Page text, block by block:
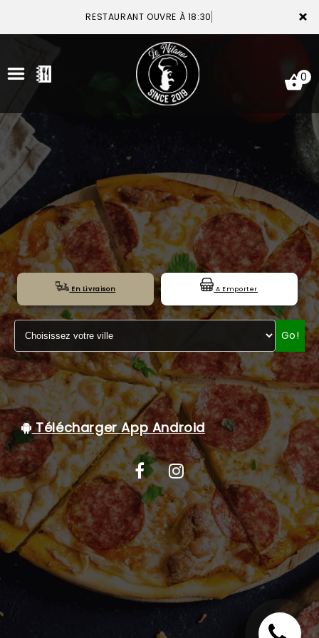
×
RESTAURANT OUVRE À 18:30
ACCUEIL
LA CARTE
VOTRE COMPTE
NOTRE RESTAURANT
VOS AVIS
MENTIONS LÉGALES
C.G.V
0
En Livraison A Emporter
Go!
Télécharger App Android